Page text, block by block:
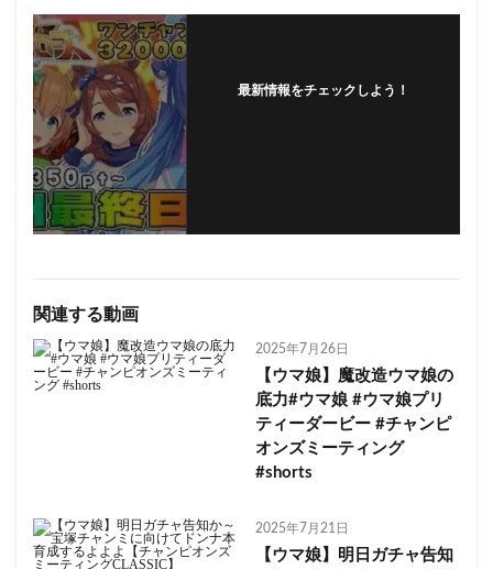
最新情報をチェックしよう！
関連する動画
2025年7月26日
【ウマ娘】魔改造ウマ娘の
底力#ウマ娘 #ウマ娘プリ
ティーダービー #チャンピ
オンズミーティング
#shorts
2025年7月21日
【ウマ娘】明日ガチャ告知